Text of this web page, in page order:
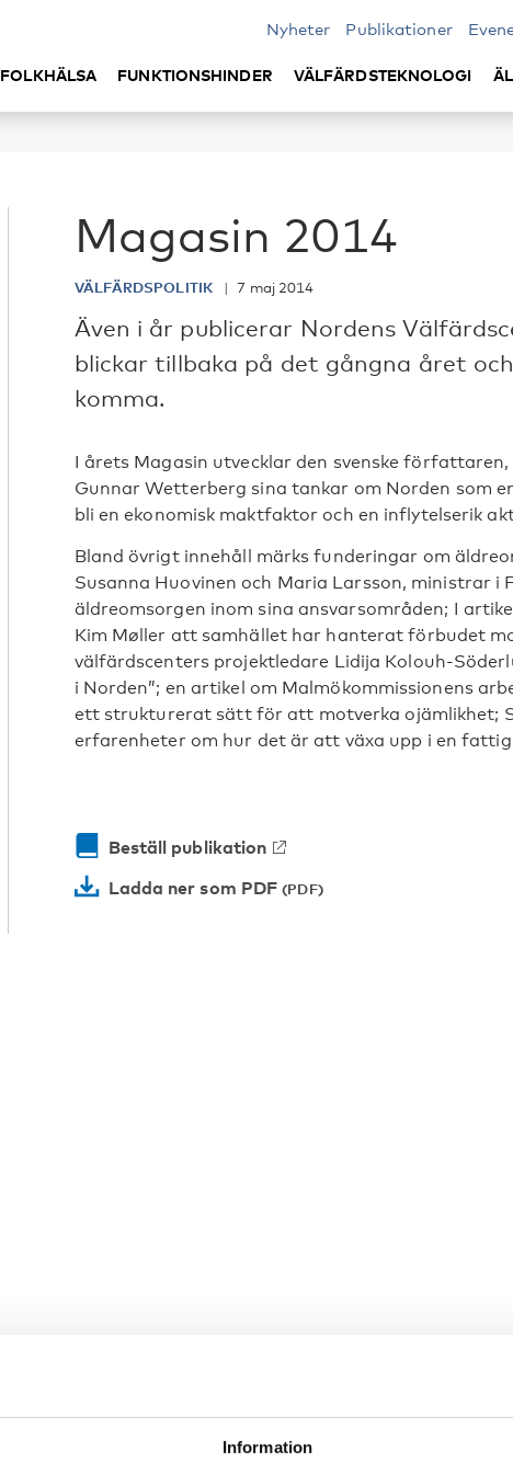
Information
Nyheter Publikationer
FOLKHÄLSA FUNKTIONSHINDER VÄLFÄRDSTEKNOLOGI
Magasin 2014
VÄLFÄRDSPOLITIK 7 maj 2014
Även i år publicerar Nordens
blickar tillbaka på det gångna året
komma.
I årets Magasin utvecklar den svenske
Gunnar Wetterberg sina tankar om Norden som
bli en ekonomisk maktfaktor och en inflytelserik
Bland övrigt innehåll märks funderingar om
Susanna Huovinen och Maria Larsson, ministrar i
äldreomsorgen inom sina ansvarsområden; I
Kim Møller att samhället har hanterat förbudet
välfärdscenters projektledare Lidija Kolouh-
i Norden”; en artikel om Malmökommissionens
ett strukturerat sätt för att motverka ojämlikhet;
erfarenheter om hur det är att växa upp i en
Beställ publikation
Ladda ner som PDF